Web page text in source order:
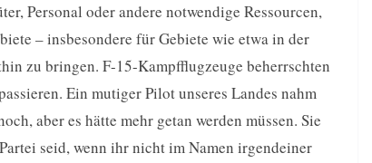
Personal oder andere notwendige Ressourcen,
– insbesondere für Gebiete wie etwa in der
zu bringen. F-15-Kampfflugzeuge beherrschten
Ein mutiger Pilot unseres Landes nahm
aber es hätte mehr getan werden müssen. Sie
seid, wenn ihr nicht im Namen irgendeiner